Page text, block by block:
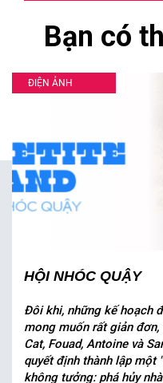
Bạn có
ĐIỆN ẢNH
HỘI NHÓC QUẬY
Đôi khi, những kế hoạch
mong muốn rất giản đơn,
Cat, Fouad, Antoine và
quyết định thành lập một
không tưởng: phá hủy